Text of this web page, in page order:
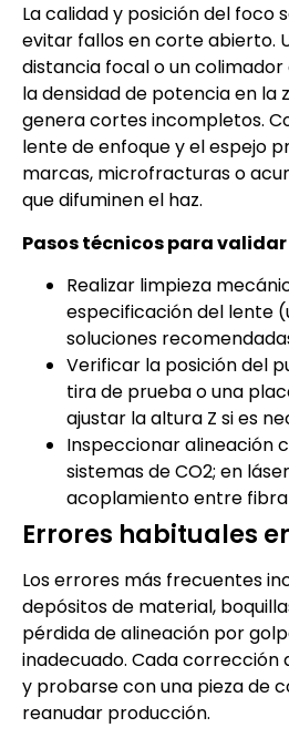
La calidad y posición del foco
evitar fallos en corte abierto.
distancia focal o un
la densidad de potencia en la
genera cortes incompletos.
lente de enfoque y el espejo
marcas, microfracturas o
que difuminen el haz.
Pasos técnicos para
Realizar limpieza
especificación del lente
soluciones
Verificar la posición del
tira de prueba o una
ajustar la altura Z si es
Inspeccionar alineación
sistemas de CO2; en
acoplamiento entre fibra
Errores habituales
Los errores más frecuentes
depósitos de material,
pérdida de alineación por
inadecuado. Cada
y probarse con una pieza de
reanudar producción.